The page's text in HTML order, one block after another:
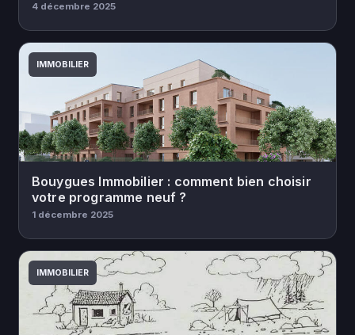
4 décembre 2025
IMMOBILIER
Bouygues Immobilier : comment bien choisir
votre programme neuf ?
1 décembre 2025
IMMOBILIER